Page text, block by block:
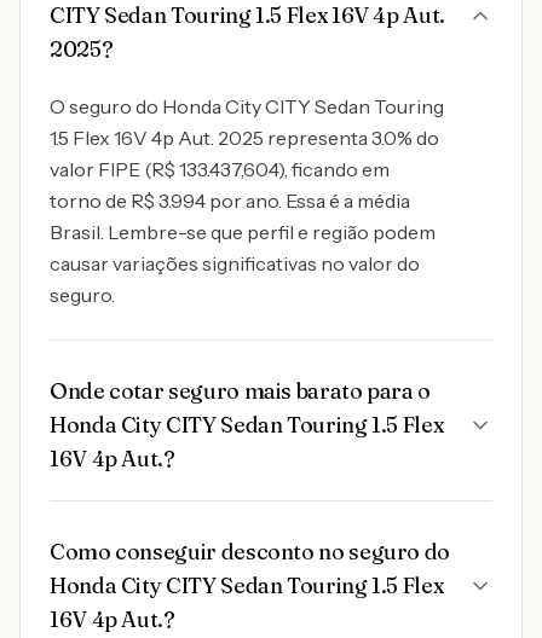
CITY Sedan Touring 1.5 Flex 16V 4p Aut.
2025?
O seguro do Honda City CITY Sedan Touring
1.5 Flex 16V 4p Aut. 2025 representa 3.0% do
valor FIPE (R$ 133.437,604), ficando em
torno de R$ 3.994 por ano. Essa é a média
Brasil. Lembre-se que perfil e região podem
causar variações significativas no valor do
seguro.
Onde cotar seguro mais barato para o
Honda City CITY Sedan Touring 1.5 Flex
16V 4p Aut.?
Como conseguir desconto no seguro do
Honda City CITY Sedan Touring 1.5 Flex
16V 4p Aut.?